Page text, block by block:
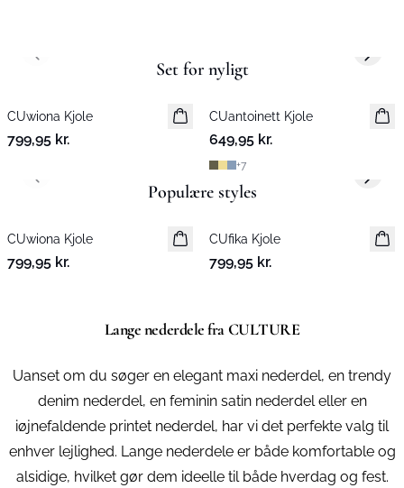
Set for nyligt
Nyhed
CUwiona Kjole
799,95 kr.
Nyhed
CUantoinett Kjole
649,95 kr.
+7
Previous slide Next
Populære styles
Nyhed
CUwiona Kjole
799,95 kr.
Nyhed
CUfika Kjole
799,95 kr.
Previous slide Next
Lange nederdele fra CULTURE
Uanset om du søger en elegant maxi nederdel, en trendy
denim nederdel, en feminin satin nederdel eller en
iøjnefaldende printet nederdel, har vi det perfekte valg til
enhver lejlighed. Lange nederdele er både komfortable og
alsidige, hvilket gør dem ideelle til både hverdag og fest.